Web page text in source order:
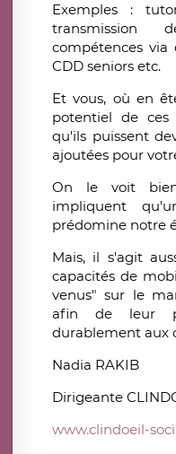
Exemples :
compétences via
CDD seniors etc.
Et vous, où en
potentiel de ces
qu'ils puissent
ajoutées pour
On le voit
impliquent
prédomine notre
Mais, il s'agit
capacités de
venus" sur le
afin de leur
durablement aux
Nadia RAKIB
Dirigeante
www.clindoeil-